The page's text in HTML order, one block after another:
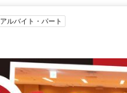
アルバイト・パート